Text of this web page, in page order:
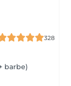
328
barbe)